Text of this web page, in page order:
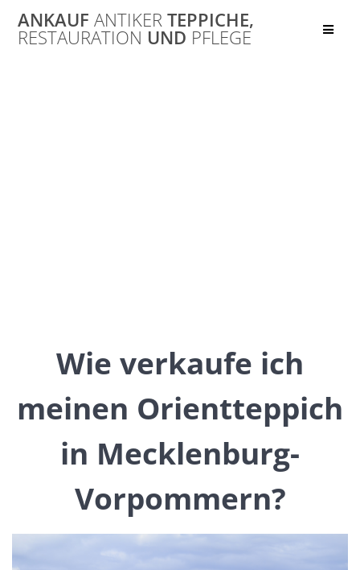
to
content
ANKAUF ANTIKERTEPPICHE,
RESTAURATION UND PFLEGE
Wie verkaufe ich
meinen Orientteppich
in Mecklenburg-
Vorpommern?